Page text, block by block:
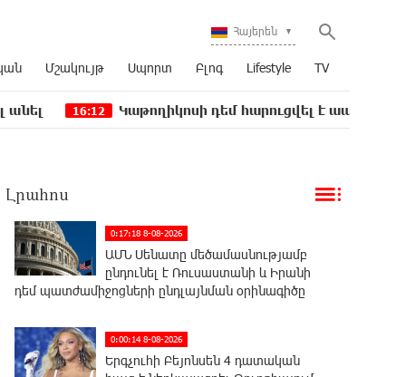
Հայերեն
Մշակույթ Սպորտ Բլոգ Lifestyle TV
Կաթողիկոսի դեմ հարուցվել է ապօրինի քրեական
Լրահոս
0:17:18 8-08-2026
ԱՄՆ Սենատը մեծամասնությամբ
ընդունել է Ռուսաստանի և Իրանի
դեմ պատժամիջոցների ընդլայնման օրինագիծը
0:00:14 8-08-2026
Երգչուհի Բեյոնսեն ​​4 դատական